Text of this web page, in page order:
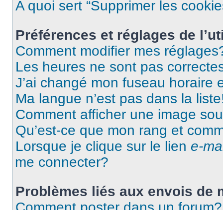
A quoi sert “Supprimer les
Préférences et réglages de
Comment modifier mes
Les heures ne sont pas
J’ai changé mon fuseau horaire
Ma langue n’est pas dans la
Comment afficher une image
Qu’est-ce que mon rang et
Lorsque je clique sur le lien e-
me connecter?
Problèmes liés aux envois de